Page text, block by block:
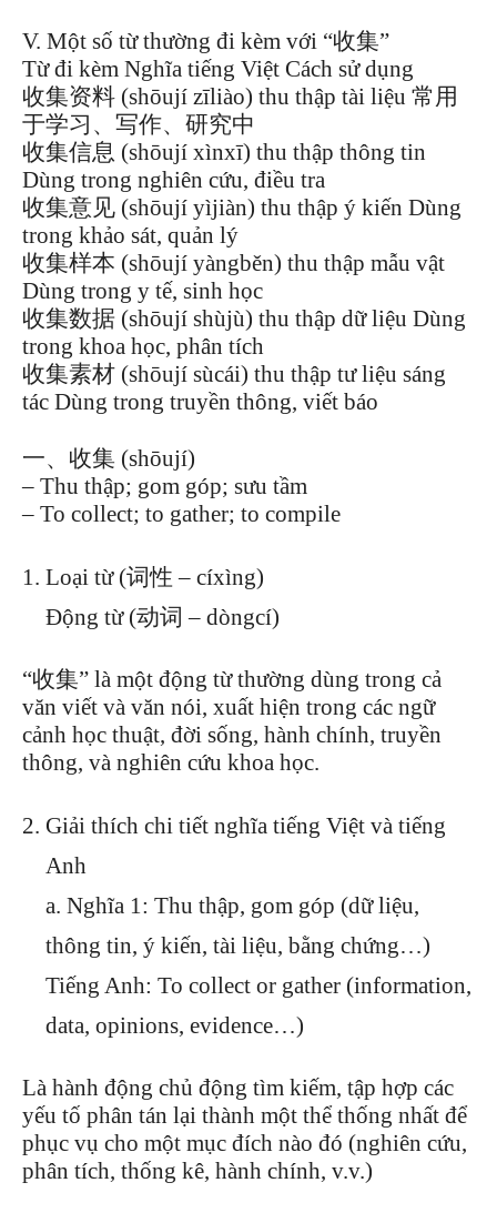
V. Một số từ thường đi kèm với “收集”
Từ đi kèm Nghĩa tiếng Việt Cách sử dụng
收集资料 (shōují zīliào) thu thập tài liệu 常用
于学习、写作、研究中
收集信息 (shōují xìnxī) thu thập thông tin
Dùng trong nghiên cứu, điều tra
收集意见 (shōují yìjiàn) thu thập ý kiến Dùng
trong khảo sát, quản lý
收集样本 (shōují yàngběn) thu thập mẫu vật
Dùng trong y tế, sinh học
收集数据 (shōují shùjù) thu thập dữ liệu Dùng
trong khoa học, phân tích
收集素材 (shōují sùcái) thu thập tư liệu sáng
tác Dùng trong truyền thông, viết báo
一、收集 (shōují)
– Thu thập; gom góp; sưu tầm
– To collect; to gather; to compile
Loại từ (词性 – cíxìng)
Động từ (动词 – dòngcí)
“收集” là một động từ thường dùng trong cả
văn viết và văn nói, xuất hiện trong các ngữ
cảnh học thuật, đời sống, hành chính, truyền
thông, và nghiên cứu khoa học.
Giải thích chi tiết nghĩa tiếng Việt và tiếng
Anh
a. Nghĩa 1: Thu thập, gom góp (dữ liệu,
thông tin, ý kiến, tài liệu, bằng chứng…)
Tiếng Anh: To collect or gather (information,
data, opinions, evidence…)
Là hành động chủ động tìm kiếm, tập hợp các
yếu tố phân tán lại thành một thể thống nhất để
phục vụ cho một mục đích nào đó (nghiên cứu,
phân tích, thống kê, hành chính, v.v.)